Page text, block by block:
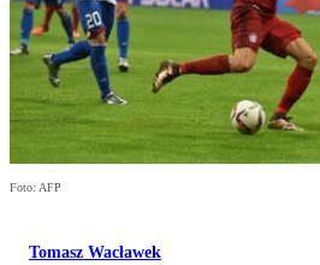
Foto: AFP
Tomasz Wacławek